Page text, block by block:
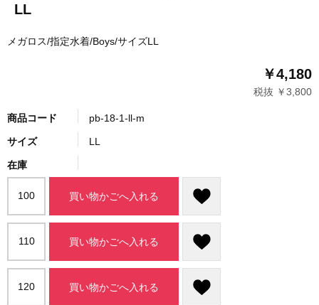
LL
メガロス/指定水着/Boys/サイズLL
￥4,180
税抜 ￥3,800
商品コード pb-18-1-ll-m
サイズ LL
在庫
100 買い物かごへ入れる
110 買い物かごへ入れる
120 買い物かごへ入れる